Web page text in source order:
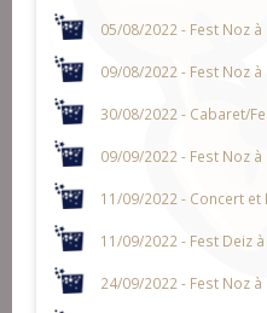
05/08/2022 - Fest Noz
09/08/2022 - Fest Noz à
30/08/2022 - Cabaret/
09/09/2022 - Fest Noz
11/09/2022 - Concert et
11/09/2022 - Fest Deiz
24/09/2022 - Fest Noz